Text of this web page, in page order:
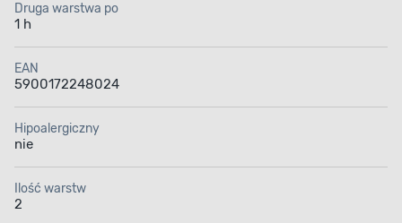
Druga warstwa po
1 h
EAN
5900172248024
Hipoalergiczny
nie
Ilość warstw
2